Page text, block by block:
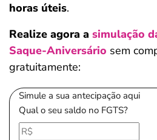
horas úteis.
Realize agora a simulação
Saque-Aniversário sem
gratuitamente:
Simule a sua antecipação aqui
Qual o seu saldo no FGTS?